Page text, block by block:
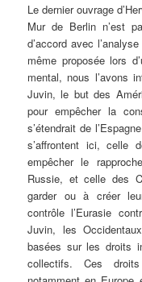
Le dernier ouvrage
Mur de Berlin n’est
d’accord avec
même proposée lors
mental, nous l’avons
Juvin, le but des
pour empêcher la
s’étendrait de
s’affrontent ici, celle
empêcher le
Russie, et celle des
garder ou à créer
contrôle l’Eurasie
Juvin, les
basées sur les droits
collectifs. Ces